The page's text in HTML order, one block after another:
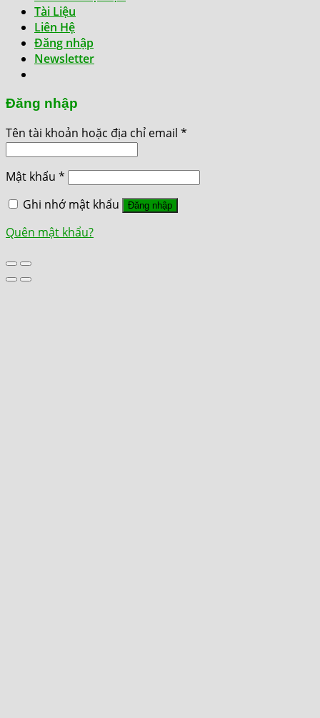
Tài Liệu
Liên Hệ
Đăng nhập
Newsletter
Đăng nhập
Tên tài khoản hoặc địa chỉ email *
Mật khẩu *
Ghi nhớ mật khẩu
Đăng nhập
Quên mật khẩu?